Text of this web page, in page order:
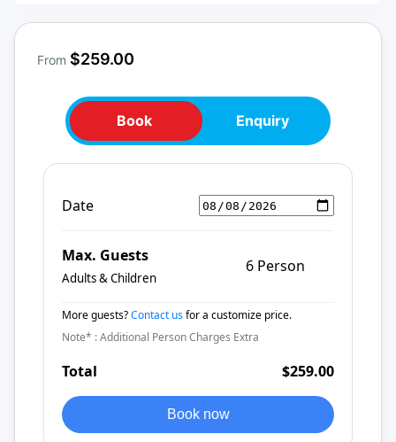
From $259.00
Book Enquiry
Date
Max. Guests
Adults & Children
6 Person
More guests?Contact usfor a customize price.
Note* : Additional Person Charges Extra
Total $259.00
Book now